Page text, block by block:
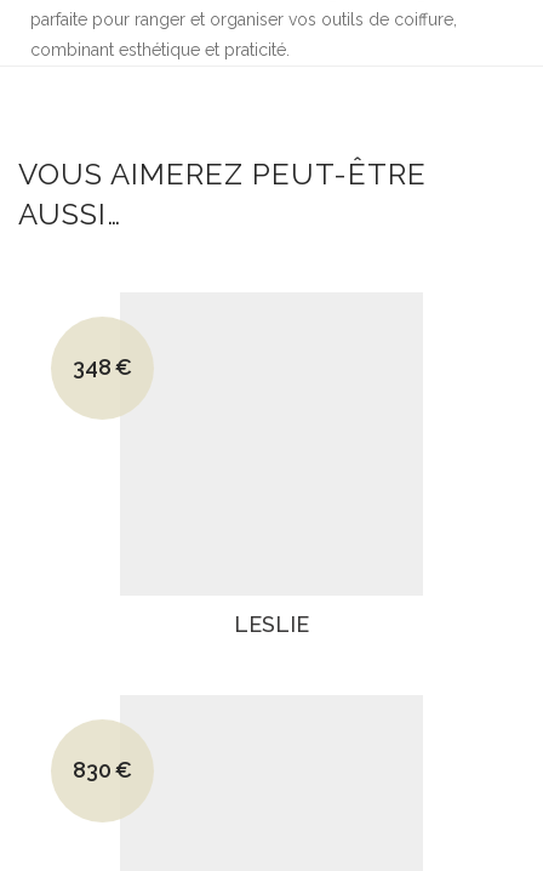
parfaite pour ranger et organiser vos outils de coiffure,
combinant esthétique et praticité.
VOUS AIMEREZ PEUT-ÊTRE
AUSSI…
Le prix initial était : 595€.
348€
Le prix actuel est : 348€.
LESLIE
Le prix initial était : 1295€.
830€
Le prix actuel est : 830€.